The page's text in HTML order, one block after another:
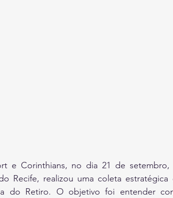
e Corinthians, no dia 21 de setembro,
Recife, realizou uma coleta
do Retiro. O objetivo foi entender